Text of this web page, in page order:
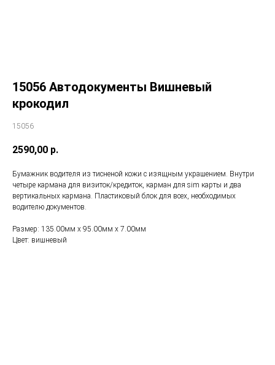
15056 Автодокументы Вишневый
крокодил
15056
2590,00 р.
Бумажник водителя из тисненой кожи с изящным украшением. Внутри
четыре кармана для визиток/кредиток, карман для sim карты и два
вертикальных кармана. Пластиковый блок для всех, необходимых
водителю документов.
Размер: 135.00мм x 95.00мм x 7.00мм
Цвет: вишневый